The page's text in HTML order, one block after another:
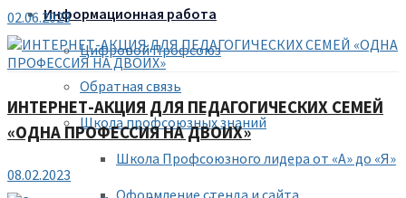
Информационная работа
Цифровой Профсоюз
Обратная связь
Школа профсоюзных знаний
Школа Профсоюзного лидера от «А» до «Я»
Оформление стенда и сайта
02.06.2023
ИНТЕРНЕТ-АКЦИЯ ДЛЯ ПЕДАГОГИЧЕСКИХ СЕМЕЙ
«ОДНА ПРОФЕССИЯ НА ДВОИХ»
08.02.2023